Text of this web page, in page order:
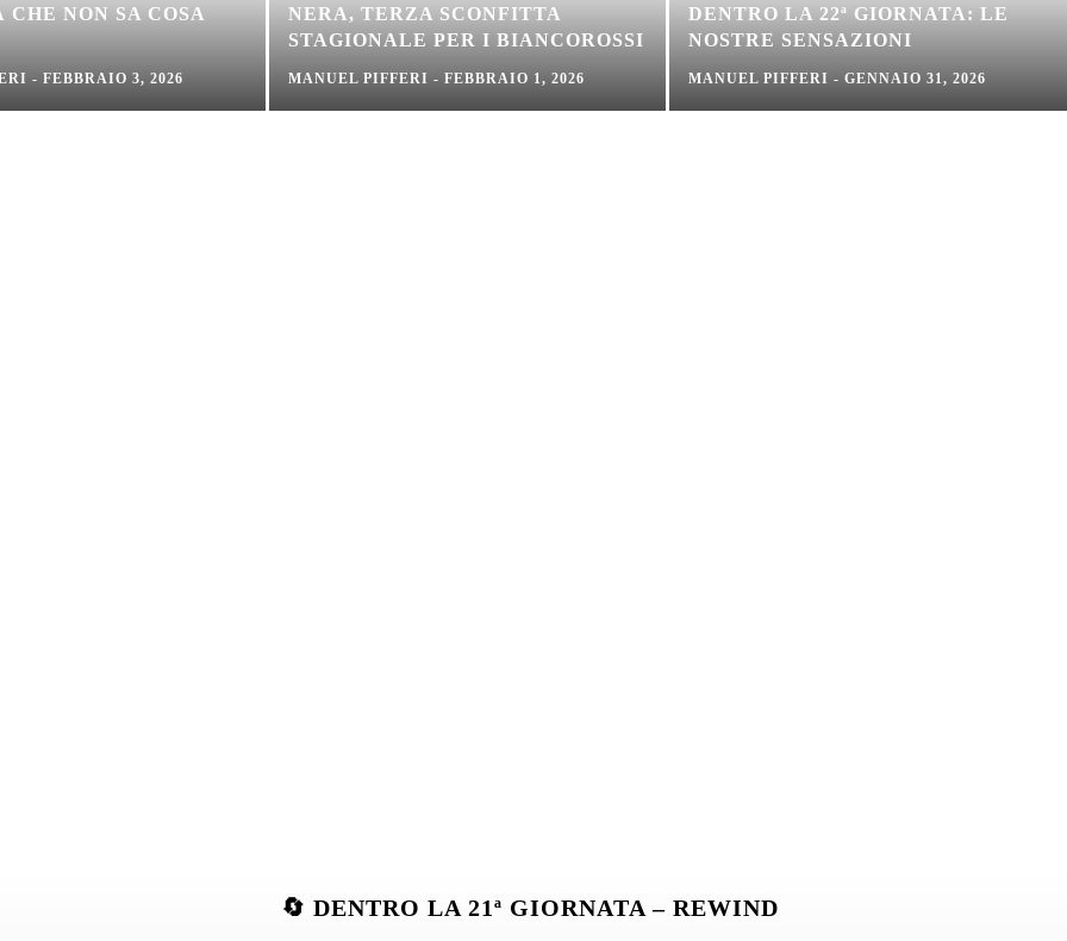
NON SA COSA
- FEBBRAIO 3, 2026
NERA, TERZA SCONFITTA
STAGIONALE PER I BIANCOROSSI
MANUEL PIFFERI - FEBBRAIO 1, 2026
DENTRO LA 22ª GIORNATA: LE
NOSTRE SENSAZIONI
MANUEL PIFFERI - GENNAIO 31, 2026
🔄 DENTRO LA 21ª GIORNATA – REWIND